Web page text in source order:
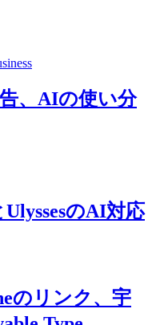
、AIの使い分
UlyssesのAI対応
のリンク、宇